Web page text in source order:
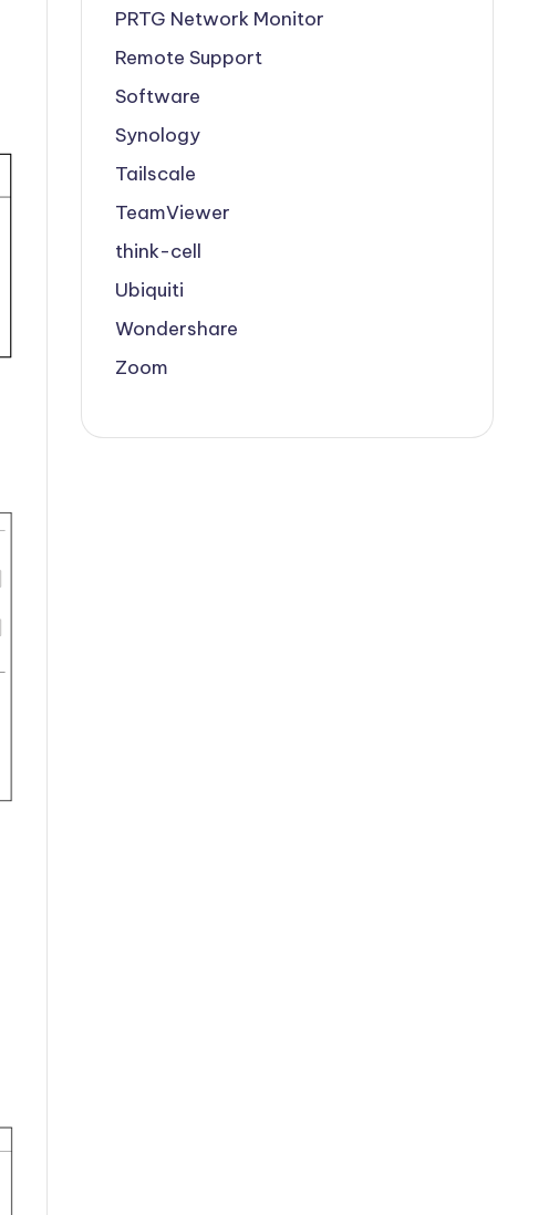
PRTG Network Monitor
Remote Support
Software
Synology
Tailscale
TeamViewer
think-cell
Ubiquiti
Wondershare
Zoom